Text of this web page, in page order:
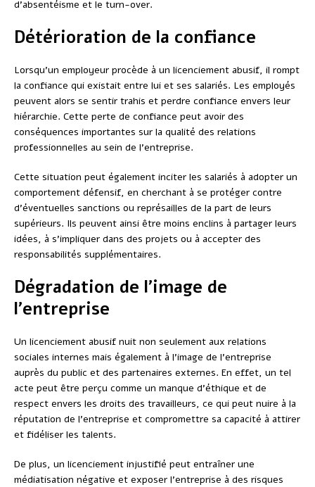
d’absentéisme et le turn-over.
Détérioration de la confiance
Lorsqu’un employeur procède à un licenciement abusif, il rompt
la confiance qui existait entre lui et ses salariés. Les employés
peuvent alors se sentir trahis et perdre confiance envers leur
hiérarchie. Cette perte de confiance peut avoir des
conséquences importantes sur la qualité des relations
professionnelles au sein de l’entreprise.
Cette situation peut également inciter les salariés à adopter un
comportement défensif, en cherchant à se protéger contre
d’éventuelles sanctions ou représailles de la part de leurs
supérieurs. Ils peuvent ainsi être moins enclins à partager leurs
idées, à s’impliquer dans des projets ou à accepter des
responsabilités supplémentaires.
Dégradation de l’image de
l’entreprise
Un licenciement abusif nuit non seulement aux relations
sociales internes mais également à l’image de l’entreprise
auprès du public et des partenaires externes. En effet, un tel
acte peut être perçu comme un manque d’éthique et de
respect envers les droits des travailleurs, ce qui peut nuire à la
réputation de l’entreprise et compromettre sa capacité à attirer
et fidéliser les talents.
De plus, un licenciement injustifié peut entraîner une
médiatisation négative et exposer l’entreprise à des risques